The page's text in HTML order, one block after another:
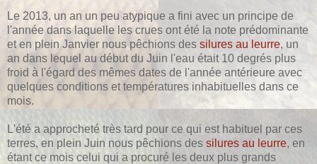
Le 2013, un an un peu atypique a fini avec un principe de
l'année dans laquelle les crues ont été la note prédominante
et en plein Janvier nous pêchions des silures au leurre, un
an dans lequel au début du Juin l'eau était 10 degrés plus
froid à l'égard des mêmes dates de l'année antérieure avec
quelques conditions et températures inhabituelles dans ce
mois.
L'été a approcheté très tard pour ce qui est habituel par ces
terres, en plein Juin nous pêchions des silures au leurre, en
étant ce mois celui qui a procuré les deux plus grands